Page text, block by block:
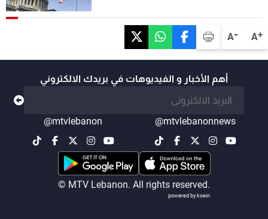
A+
A-
أهم الأخبار و الفيديوهات في بريدك الالكتروني
@mtvlebanonnews
@mtvlebanon
© MTV Lebanon. All rights reserved.
powered by koein